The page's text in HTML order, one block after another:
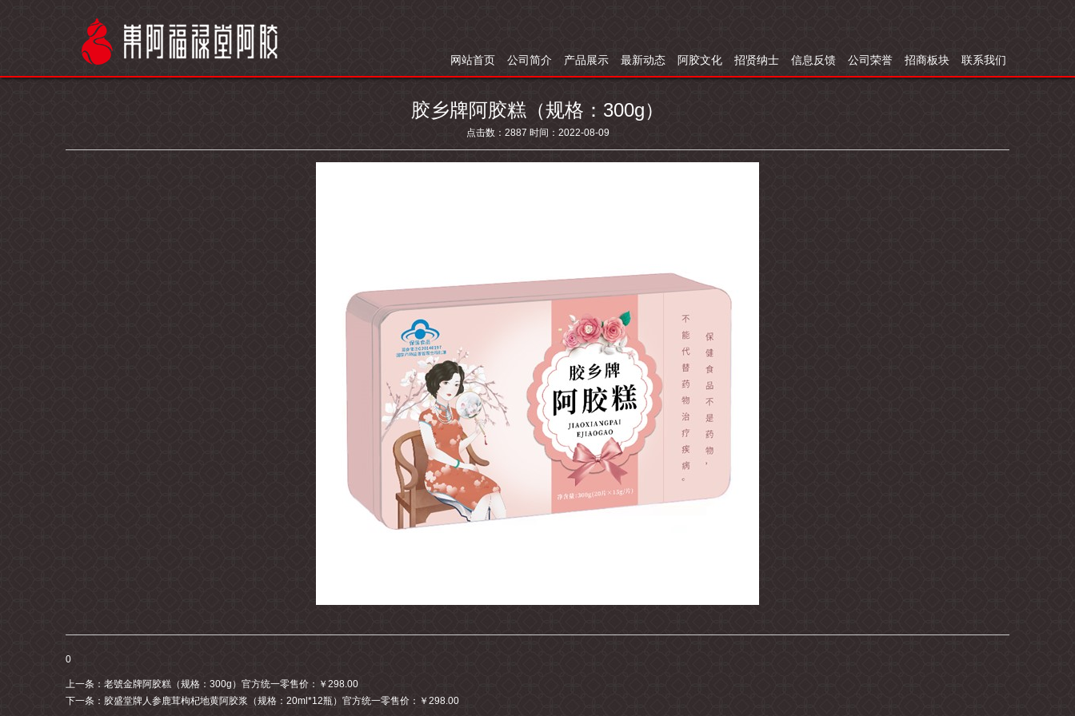
网站首页 公司简介 产品展示 最新动态 阿胶文化 招贤纳士 信息反馈 公司荣誉 招商板块 联系我们
胶乡牌阿胶糕（规格：300g）
点击数：2887 时间：2022-08-09
0
上一条： 老號金牌阿胶糕（规格：300g）官方统一零售价：￥298.00
下一条： 胶盛堂牌人参鹿茸枸杞地黄阿胶浆（规格：20ml*12瓶）官方统一零售价：￥298.00